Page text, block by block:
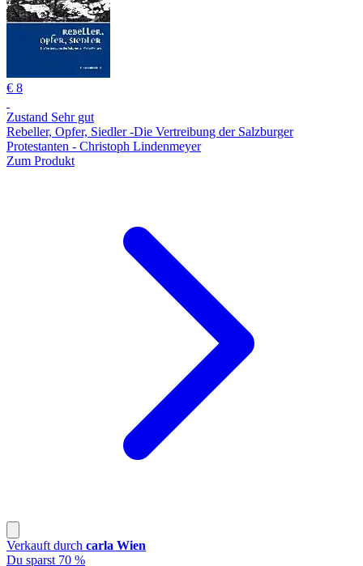
€ 8
Zustand Sehr gut
Rebeller, Opfer, Siedler -Die Vertreibung der Salzburger
Protestanten - Christoph Lindenmeyer
Zum Produkt
Verkauft durch carla Wien
Du sparst 70 %